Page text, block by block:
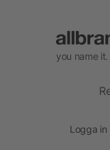
you name
Logga in